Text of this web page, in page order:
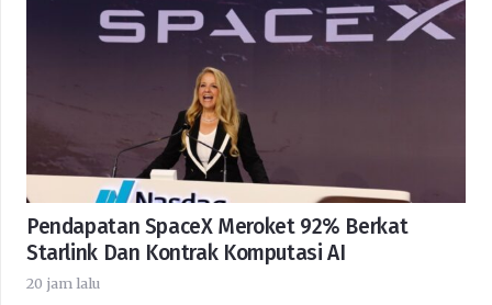
Pendapatan SpaceX Meroket 92% Berkat
Starlink Dan Kontrak Komputasi AI
20 jam lalu